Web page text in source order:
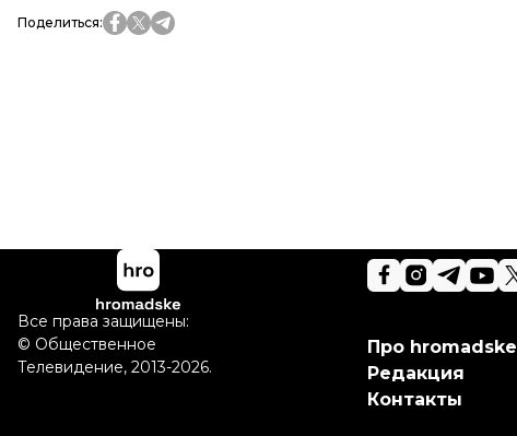
Поделиться:
Про hromadske
Редакция
Контакты
Все права защищены:
© Общественное
Телевидение, 2013-2026.